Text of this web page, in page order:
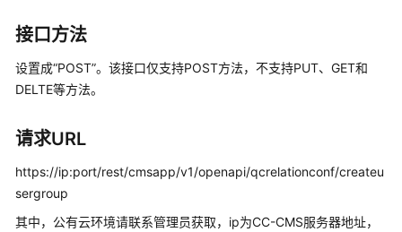
门
用
户
南
价
格
接口方法
设置成“POST”。该接口仅支持POST方法，不支持PUT、GET和
DELTE等方法。
请求URL
https://ip:port/rest/cmsapp/v1/openapi/qcrelationconf/createu
sergroup
其中，公有云环境请联系管理员获取，ip为CC-CMS服务器地址，